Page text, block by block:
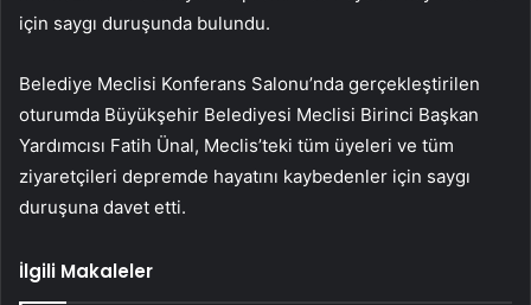
için saygı duruşunda bulundu.
Belediye Meclisi Konferans Salonu’nda gerçekleştirilen
oturumda Büyükşehir Belediyesi Meclisi Birinci Başkan
Yardımcısı Fatih Ünal, Meclis’teki tüm üyeleri ve tüm
ziyaretçileri depremde hayatını kaybedenler için saygı
duruşuna davet etti.
İlgili Makaleler